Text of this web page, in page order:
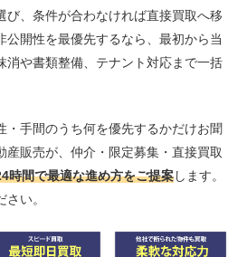
び、条件が合わなければ直接買取へ移
公開性を最優先するなら、最初から当
消や書類整備、テナント対応まで一括
・手間のうち何を優先するかだけお聞
産販売が、仲介・限定募集・直接買取
時間で最適な進め方をご提案します。
い。